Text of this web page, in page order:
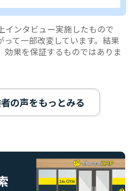
インタビュー実施したもので
って一部改変しています。結果
効果を保証するものではありま
の声をもっとみる